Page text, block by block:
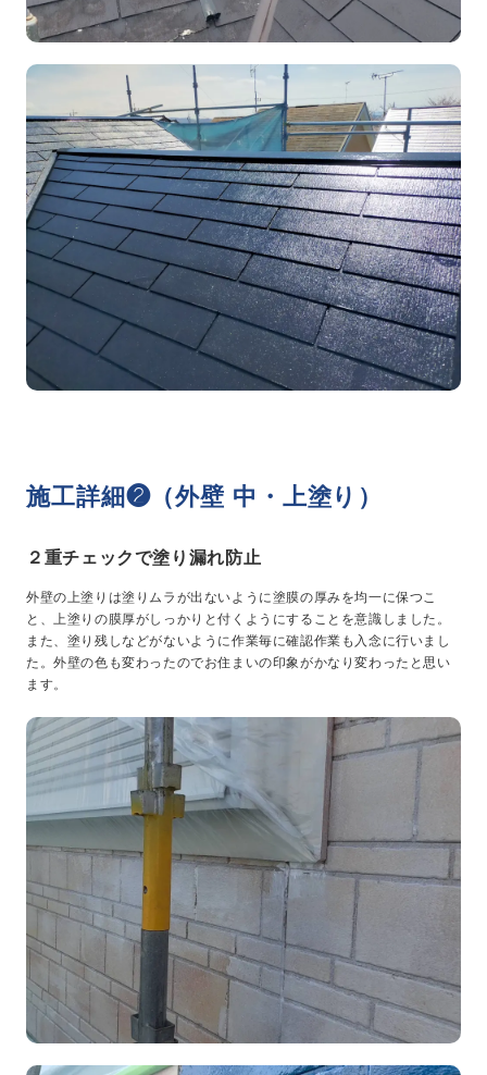
施工詳細❷（外壁 中・上塗り）
２重チェックで塗り漏れ防止
外壁の上塗りは塗りムラが出ないように塗膜の厚みを均一に保つこ
と、上塗りの膜厚がしっかりと付くようにすることを意識しました。
また、塗り残しなどがないように作業毎に確認作業も入念に行いまし
た。外壁の色も変わったのでお住まいの印象がかなり変わったと思い
ます。